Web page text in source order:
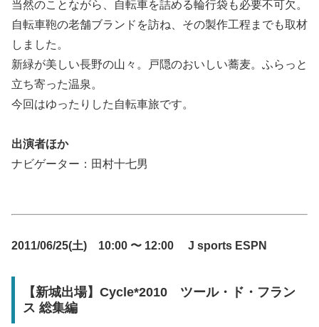
当然のことながら、自転車を詰める輪行袋も必要不可欠。
自転車鞄の老舗ブランドを訪ね、その製作工程までも取材
しました。
新緑が美しい長野の山々。戸隠のおいしい蕎麦。ふらっと
立ち寄った温泉。
今回はゆったりした自転車旅です。
出演者ほか
ナビゲーター：田村十七男
2011/06/25(土) 10:00 〜 12:00 J sports ESPN
【新城出場】Cycle*2010 ツール・ド・フラン
ス 総集編